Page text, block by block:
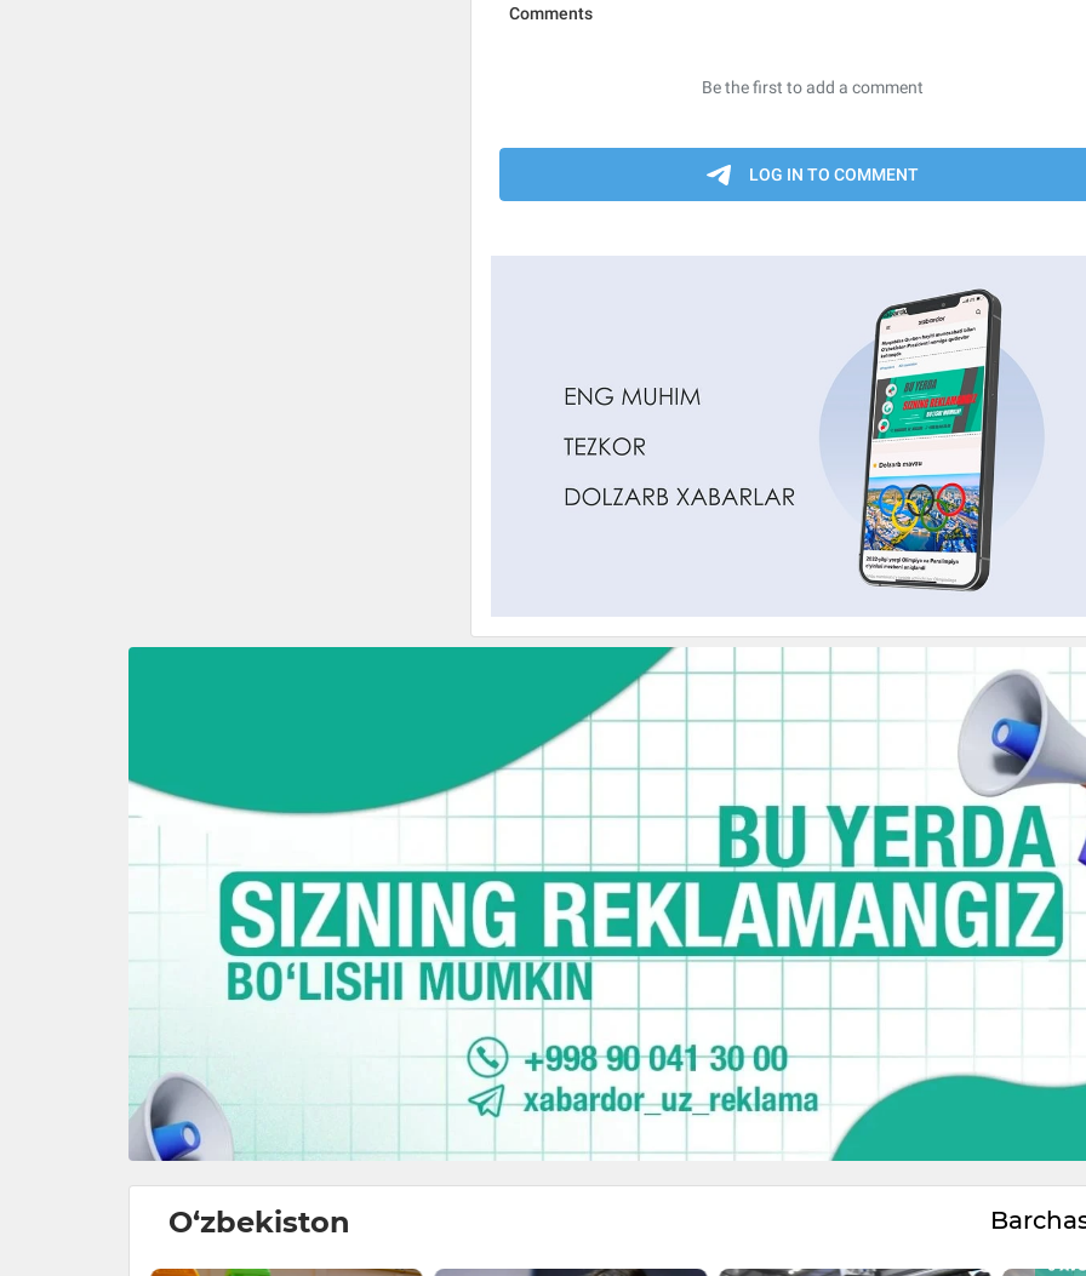
O‘zbekiston